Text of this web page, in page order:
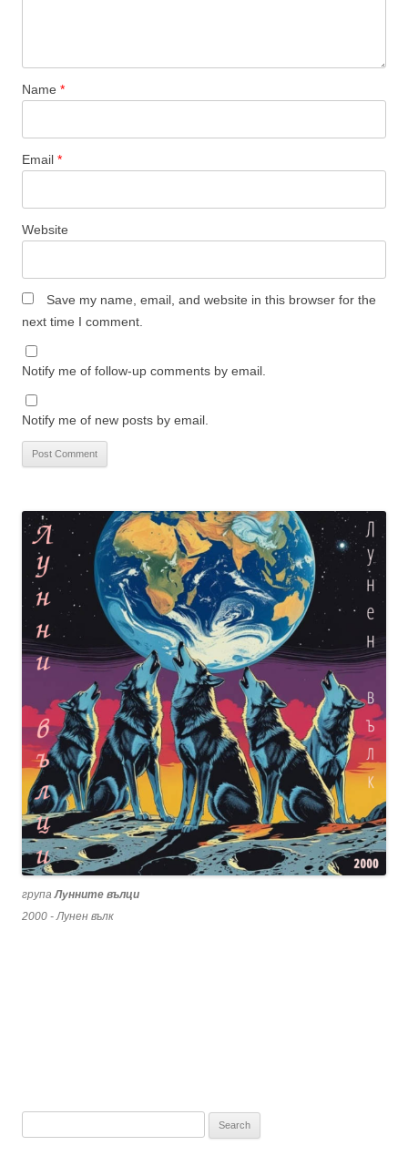
Name *
Email *
Website
Save my name, email, and website in this browser for the
next time I comment.
Notify me of follow-up comments by email.
Notify me of new posts by email.
групаЛунните вълци
2000 - Лунен вълк